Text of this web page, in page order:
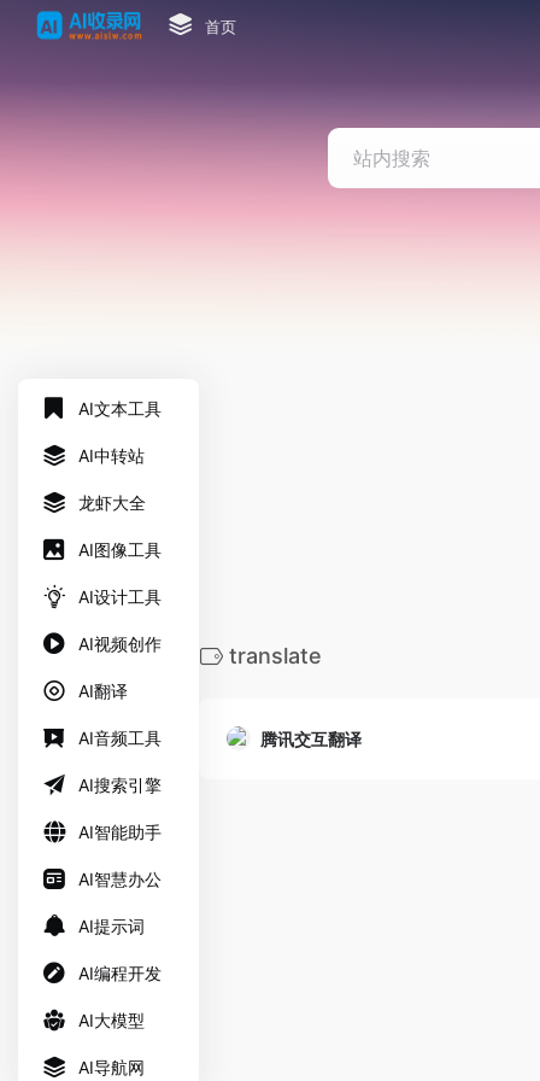
首页
AI文本工具
AI中转站
龙虾大全
AI图像工具
AI设计工具
AI视频创作
AI翻译
AI音频工具
AI搜索引擎
AI智能助手
AI智慧办公
AI提示词
AI编程开发
AI大模型
AI导航网
translate
腾讯交互翻译